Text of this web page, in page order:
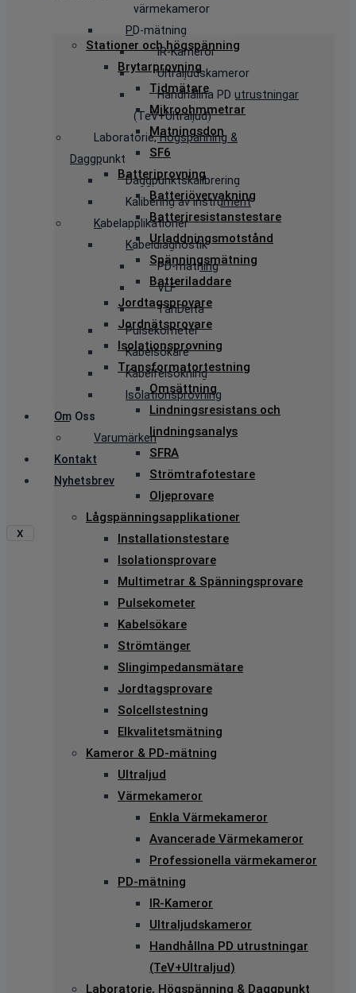
värmekameror
PD-mätning
IR-Kameror
Ultraljudskameror
Handhållna PD utrustningar
(TeV+Ultraljud)
Laboratorie, Högspänning &
Daggpunkt
Daggpunktskalibrering
Kalibering av instrument
Kabelapplikationer
Kabeldiagnostik
PD-mätning
VLF
TanDelta
Pulsekometer
Kabelsökare
Kabelfelsökning
Isolationsprovning
Om Oss
Varumärken
Kontakt
Nyhetsbrev
X
Stationer och högspänning
Brytarprovning
Tidmätare
Mikroohmmetrar
Matningsdon
SF6
Batteriprovning
Batteriövervakning
Batteriresistanstestare
Urladdningsmotstånd
Spänningsmätning
Batteriladdare
Jordtagsprovare
Jordnätsprovare
Isolationsprovning
Transformatortestning
Omsättning
Lindningsresistans och
lindningsanalys
SFRA
Strömtrafotestare
Oljeprovare
Lågspänningsapplikationer
Installationstestare
Isolationsprovare
Multimetrar & Spänningsprovare
Pulsekometer
Kabelsökare
Strömtänger
Slingimpedansmätare
Jordtagsprovare
Solcellstestning
Elkvalitetsmätning
Kameror & PD-mätning
Ultraljud
Värmekameror
Enkla Värmekameror
Avancerade Värmekameror
Professionella värmekameror
PD-mätning
IR-Kameror
Ultraljudskameror
Handhållna PD utrustningar
(TeV+Ultraljud)
Laboratorie, Högspänning & Daggpunkt